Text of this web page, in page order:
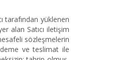
tarafından yüklenen
alan Satıcı iletişim
sözleşmelerin
ve teslimat ile